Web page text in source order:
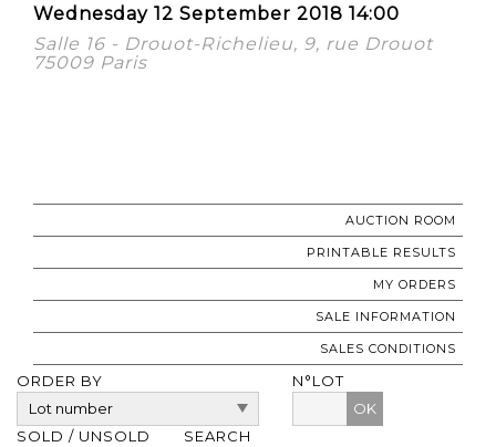
Wednesday 12 September 2018 14:00
Salle 16 - Drouot-Richelieu, 9, rue Drouot
75009 Paris
AUCTION ROOM
PRINTABLE RESULTS
MY ORDERS
SALE INFORMATION
SALES CONDITIONS
ORDER BY
N°LOT
OK
SOLD / UNSOLD
SEARCH